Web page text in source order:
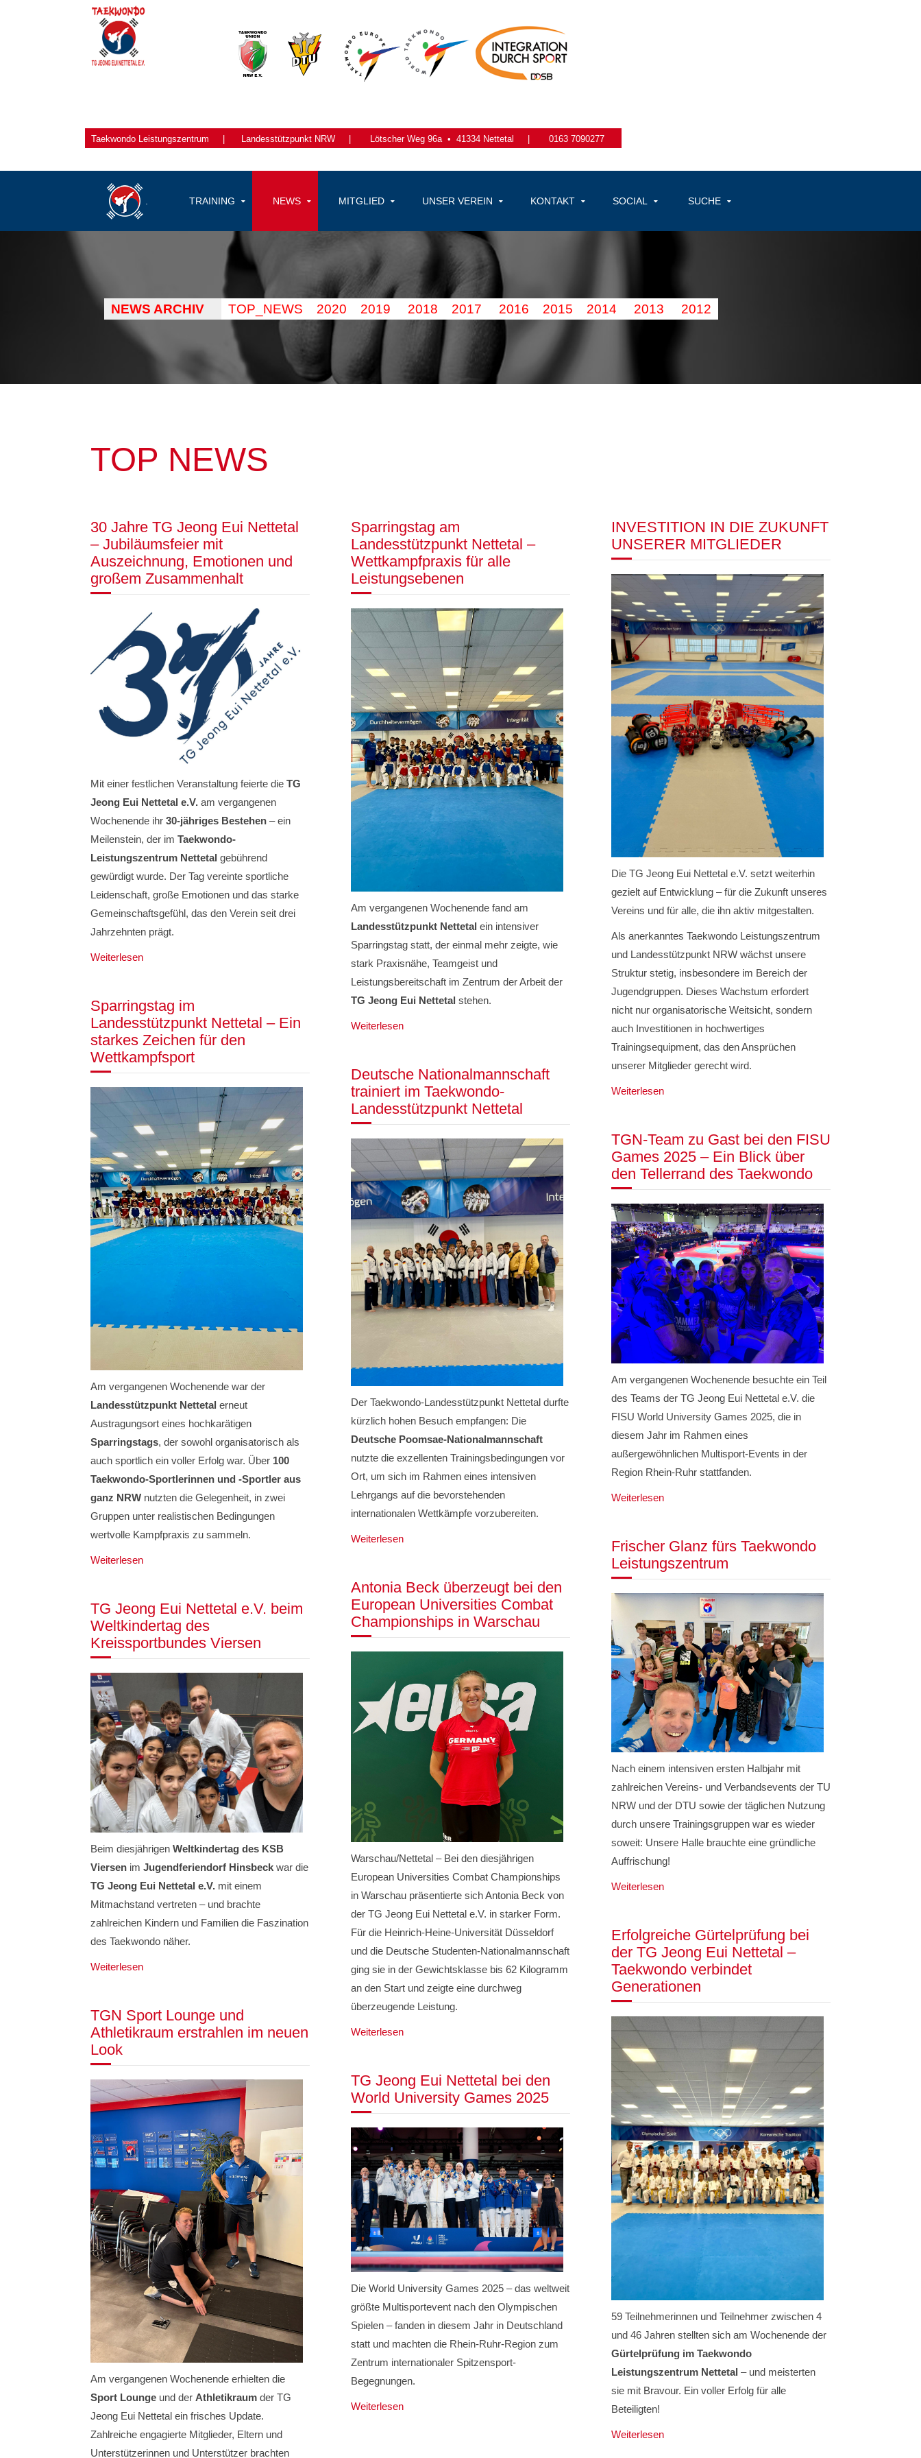
Taekwondo Leistungszentrum Landesstützpunkt NRW Lötscher Weg 96a • 41334 Nettetal 0163 7090277
TRAINING NEWS MITGLIED UNSER VEREIN KONTAKT SOCIAL SUCHE
NEWS ARCHIV TOP_NEWS 2020 2019 2018 2017 2016 2015 2014 2013 2012
TOP NEWS
30 Jahre TG Jeong Eui Nettetal
– Jubiläumsfeier mit
Auszeichnung, Emotionen und
großem Zusammenhalt
Mit einer festlichen Veranstaltung feierte die TG
Jeong Eui Nettetal e.V. am vergangenen
Wochenende ihr 30-jähriges Bestehen – ein
Meilenstein, der im Taekwondo-
Leistungszentrum Nettetal gebührend
gewürdigt wurde. Der Tag vereinte sportliche
Leidenschaft, große Emotionen und das starke
Gemeinschaftsgefühl, das den Verein seit drei
Jahrzehnten prägt.
Weiterlesen
Sparringstag im
Landesstützpunkt Nettetal – Ein
starkes Zeichen für den
Wettkampfsport
Am vergangenen Wochenende war der
Landesstützpunkt Nettetal erneut
Austragungsort eines hochkarätigen
Sparringstags, der sowohl organisatorisch als
auch sportlich ein voller Erfolg war. Über 100
Taekwondo-Sportlerinnen und -Sportler aus
ganz NRW nutzten die Gelegenheit, in zwei
Gruppen unter realistischen Bedingungen
wertvolle Kampfpraxis zu sammeln.
Weiterlesen
TG Jeong Eui Nettetal e.V. beim
Weltkindertag des
Kreissportbundes Viersen
Beim diesjährigen Weltkindertag des KSB
Viersen im Jugendferiendorf Hinsbeck war die
TG Jeong Eui Nettetal e.V. mit einem
Mitmachstand vertreten – und brachte
zahlreichen Kindern und Familien die Faszination
des Taekwondo näher.
Weiterlesen
TGN Sport Lounge und
Athletikraum erstrahlen im neuen
Look
Am vergangenen Wochenende erhielten die
Sport Lounge und der Athletikraum der TG
Jeong Eui Nettetal ein frisches Update.
Zahlreiche engagierte Mitglieder, Eltern und
Unterstützerinnen und Unterstützer brachten
Sparringstag am
Landesstützpunkt Nettetal –
Wettkampfpraxis für alle
Leistungsebenen
Am vergangenen Wochenende fand am
Landesstützpunkt Nettetal ein intensiver
Sparringstag statt, der einmal mehr zeigte, wie
stark Praxisnähe, Teamgeist und
Leistungsbereitschaft im Zentrum der Arbeit der
TG Jeong Eui Nettetal stehen.
Weiterlesen
Deutsche Nationalmannschaft
trainiert im Taekwondo-
Landesstützpunkt Nettetal
Der Taekwondo-Landesstützpunkt Nettetal durfte
kürzlich hohen Besuch empfangen: Die
Deutsche Poomsae-Nationalmannschaft
nutzte die exzellenten Trainingsbedingungen vor
Ort, um sich im Rahmen eines intensiven
Lehrgangs auf die bevorstehenden
internationalen Wettkämpfe vorzubereiten.
Weiterlesen
Antonia Beck überzeugt bei den
European Universities Combat
Championships in Warschau
Warschau/Nettetal – Bei den diesjährigen
European Universities Combat Championships
in Warschau präsentierte sich Antonia Beck von
der TG Jeong Eui Nettetal e.V. in starker Form.
Für die Heinrich-Heine-Universität Düsseldorf
und die Deutsche Studenten-Nationalmannschaft
ging sie in der Gewichtsklasse bis 62 Kilogramm
an den Start und zeigte eine durchweg
überzeugende Leistung.
Weiterlesen
TG Jeong Eui Nettetal bei den
World University Games 2025
Die World University Games 2025 – das weltweit
größte Multisportevent nach den Olympischen
Spielen – fanden in diesem Jahr in Deutschland
statt und machten die Rhein-Ruhr-Region zum
Zentrum internationaler Spitzensport-
Begegnungen.
Weiterlesen
INVESTITION IN DIE ZUKUNFT
UNSERER MITGLIEDER
Die TG Jeong Eui Nettetal e.V. setzt weiterhin
gezielt auf Entwicklung – für die Zukunft unseres
Vereins und für alle, die ihn aktiv mitgestalten.
Als anerkanntes Taekwondo Leistungszentrum
und Landesstützpunkt NRW wächst unsere
Struktur stetig, insbesondere im Bereich der
Jugendgruppen. Dieses Wachstum erfordert
nicht nur organisatorische Weitsicht, sondern
auch Investitionen in hochwertiges
Trainingsequipment, das den Ansprüchen
unserer Mitglieder gerecht wird.
Weiterlesen
TGN-Team zu Gast bei den FISU
Games 2025 – Ein Blick über
den Tellerrand des Taekwondo
Am vergangenen Wochenende besuchte ein Teil
des Teams der TG Jeong Eui Nettetal e.V. die
FISU World University Games 2025, die in
diesem Jahr im Rahmen eines
außergewöhnlichen Multisport-Events in der
Region Rhein-Ruhr stattfanden.
Weiterlesen
Frischer Glanz fürs Taekwondo
Leistungszentrum
Nach einem intensiven ersten Halbjahr mit
zahlreichen Vereins- und Verbandsevents der TU
NRW und der DTU sowie der täglichen Nutzung
durch unsere Trainingsgruppen war es wieder
soweit: Unsere Halle brauchte eine gründliche
Auffrischung!
Weiterlesen
Erfolgreiche Gürtelprüfung bei
der TG Jeong Eui Nettetal –
Taekwondo verbindet
Generationen
59 Teilnehmerinnen und Teilnehmer zwischen 4
und 46 Jahren stellten sich am Wochenende der
Gürtelprüfung im Taekwondo
Leistungszentrum Nettetal – und meisterten
sie mit Bravour. Ein voller Erfolg für alle
Beteiligten!
Weiterlesen